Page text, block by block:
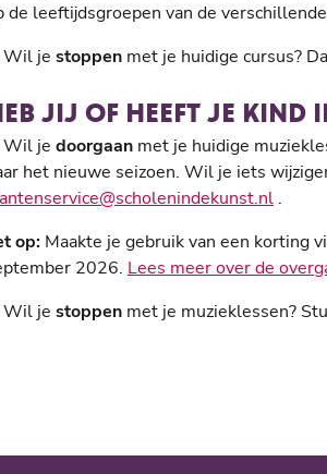
de leeftijdsgroepen van de
je stoppen met je huidige cursus?
JIJ OF HEEFT JE KIND
je doorgaan met je huidige
het nieuwe seizoen. Wil je iets
.
op: Maakte je gebruik van een korting
2026. Lees meer over de
je stoppen met je muzieklessen?